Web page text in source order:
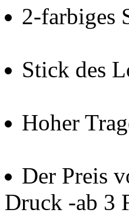
2-farbiges
Stick des
Hoher
Der Preis
Druck -ab 3